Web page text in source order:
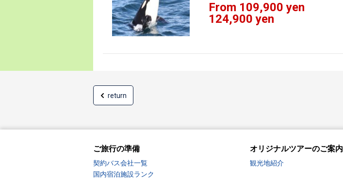
From 109,900 yen
124,900 yen
return
ご旅行の準備
契約バス会社一覧
国内宿泊施設ランク
オリジナルツアーのご案内
観光地紹介